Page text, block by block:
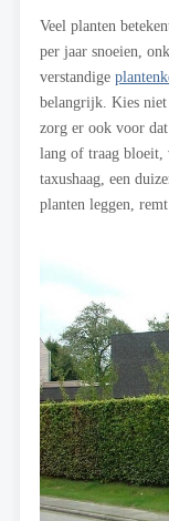
Veel planten
per jaar snoeien,
verstandige
belangrijk. Kies niet
zorg er ook voor dat
lang of traag bloeit,
taxushaag, een
planten leggen,